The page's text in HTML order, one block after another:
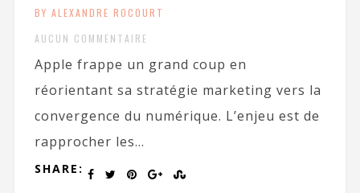
BY ALEXANDRE ROCOURT
AUCUN COMMENTAIRE
Apple frappe un grand coup en
réorientant sa stratégie marketing vers la
convergence du numérique. L’enjeu est de
rapprocher les...
SHARE: